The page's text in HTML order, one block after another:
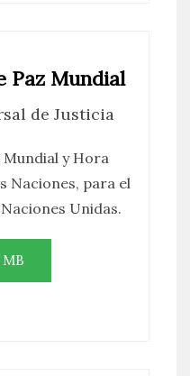
Paz Mundial
de Justicia
Mundial y Hora
Naciones, para el
Unidas.
MB